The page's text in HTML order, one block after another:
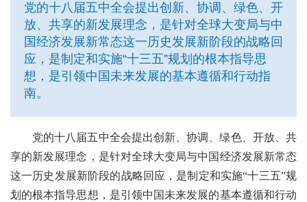
党的十八届五中全会提出创新、协调、绿色、开
放、共享的新发展理念，是针对全球大变局与中
国经济发展新常态这一历史发展新阶段的战略回
应，是制定和实施“十三五”规划的根本指导思
想，是引领中国未来发展的基本遵循和行动指
南。
党的十八届五中全会提出创新、协调、绿色、开放、共
享的新发展理念，是针对全球大变局与中国经济发展新常态
这一历史发展新阶段的战略回应，是制定和实施“十三五”规
划的根本指导思想，是引领中国未来发展的基本遵循和行动